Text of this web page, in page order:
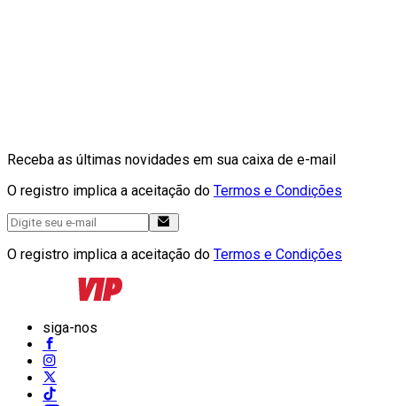
Receba as últimas novidades em sua caixa de e-mail
O registro implica a aceitação do Termos e Condições
O registro implica a aceitação do Termos e Condições
siga-nos